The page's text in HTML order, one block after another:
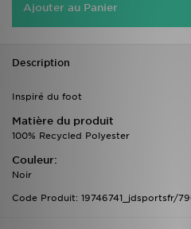
Ajouter au Panier
Description
Inspiré du foot
Matière du produit
100% Recycled Polyester
Couleur:
Noir
Code Produit: 19746741_jdsportsfr/